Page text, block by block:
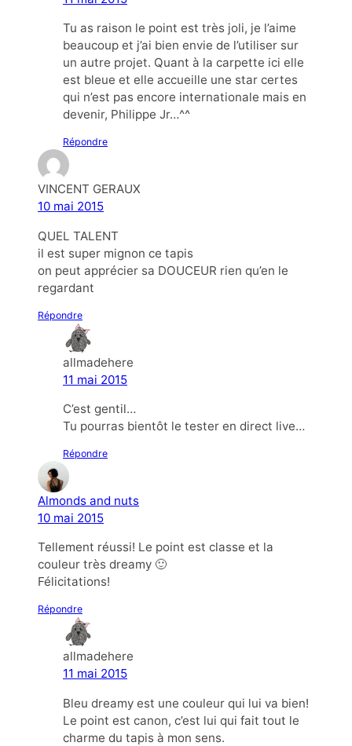
Tu as raison le point est très joli, je l’aime
beaucoup et j’ai bien envie de l’utiliser sur
un autre projet. Quant à la carpette ici elle
est bleue et elle accueille une star certes
qui n’est pas encore internationale mais en
devenir, Philippe Jr…^^
Répondre
VINCENT GERAUX
10 mai 2015
QUEL TALENT
il est super mignon ce tapis
on peut apprécier sa DOUCEUR rien qu’en le
regardant
Répondre
allmadehere
11 mai 2015
C’est gentil…
Tu pourras bientôt le tester en direct live…
Répondre
Almonds and nuts
10 mai 2015
Tellement réussi! Le point est classe et la
couleur très dreamy 🙂
Félicitations!
Répondre
allmadehere
11 mai 2015
Bleu dreamy est une couleur qui lui va bien!
Le point est canon, c’est lui qui fait tout le
charme du tapis à mon sens.